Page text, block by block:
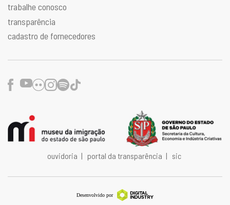
trabalhe conosco
transparência
cadastro de fornecedores
Facebook
Youtube
FlickrInstagram
Spotify
TikTok
ouvidoria | portal da transparência | sic